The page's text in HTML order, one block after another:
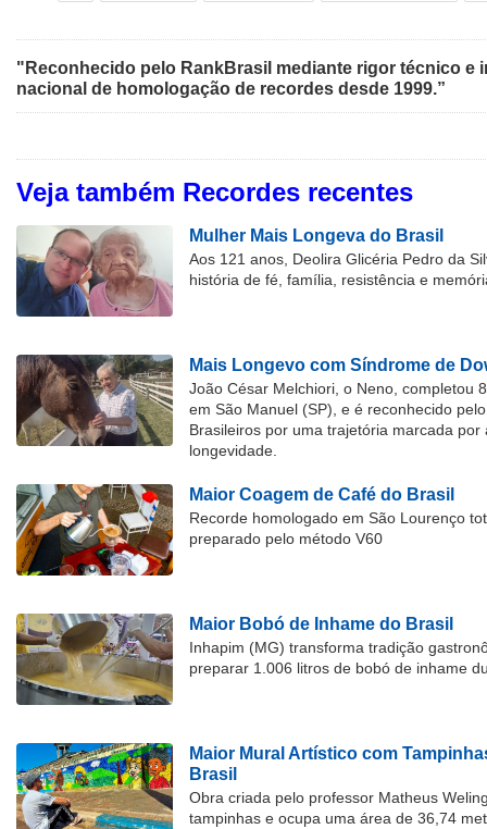
"Reconhecido pelo RankBrasil mediante rigor técnico e
nacional de homologação de recordes desde 1999.”
Veja também Recordes recentes
Mulher Mais Longeva do Brasil
Aos 121 anos, Deolira Glicéria Pedro da
história de fé, família, resistência e
Mais Longevo com Síndrome de
João César Melchiori, o Neno, completou
em São Manuel (SP), e é reconhecido
Brasileiros por uma trajetória marcada por
longevidade.
Maior Coagem de Café do Brasil
Recorde homologado em São Lourenço
preparado pelo método V60
Maior Bobó de Inhame do Brasil
Inhapim (MG) transforma tradição
preparar 1.006 litros de bobó de inhame
Maior Mural Artístico com
Brasil
Obra criada pelo professor Matheus
tampinhas e ocupa uma área de 36,74